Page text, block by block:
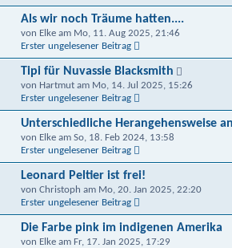
Als wir noch Träume hatten....
von Elke am Mo, 11. Aug 2025, 21:46
Erster ungelesener Beitrag
Tipi für Nuvassie Blacksmith
von Hartmut am Mo, 14. Jul 2025, 15:26
Erster ungelesener Beitrag
Unterschiedliche Herangehensweise
von Elke am So, 18. Feb 2024, 13:58
Erster ungelesener Beitrag
Leonard Peltier ist frei!
von Christoph am Mo, 20. Jan 2025, 22:20
Erster ungelesener Beitrag
Die Farbe pink im indigenen Amerika
von Elke am Fr, 17. Jan 2025, 17:29